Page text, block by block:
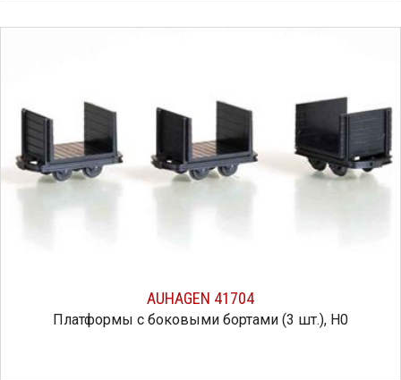
AUHAGEN 41704
Платформы с боковыми бортами (3 шт.), H0